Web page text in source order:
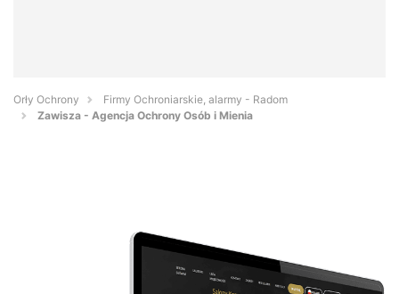
Orły Ochrony
Firmy Ochroniarskie, alarmy - Radom
Zawisza - Agencja Ochrony Osób i Mienia